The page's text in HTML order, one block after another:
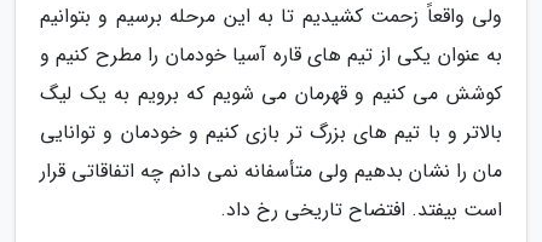
ولی واقعاً زحمت کشیدیم تا به این مرحله برسیم و بتوانیم
به عنوان یکی از تیم های قاره آسیا خودمان را مطرح کنیم و
کوشش می کنیم و قهرمان می شویم که برویم به یک لیگ
بالاتر و با تیم های بزرگ تر بازی کنیم و خودمان و توانایی
مان را نشان بدهیم ولی متأسفانه نمی دانم چه اتفاقاتی قرار
است بیفتد. افتضاح تاریخی رخ داد.